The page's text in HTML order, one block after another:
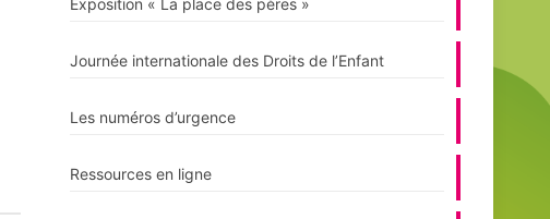
Exposition « La place des pères »
Journée internationale des Droits de l’Enfant
Les numéros d’urgence
Ressources en ligne